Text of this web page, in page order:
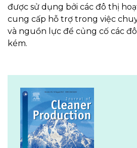
được sử dụng bởi các đô thị
cung cấp hỗ trợ trong việc
và nguồn lực để củng cố các
kém.